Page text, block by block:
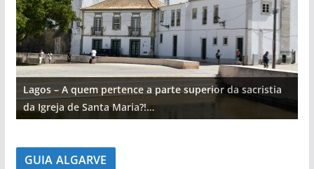
Lagos – A quem pertence a parte superior da sacristia
da Igreja de Santa Maria?!…
GUIA ALGARVE